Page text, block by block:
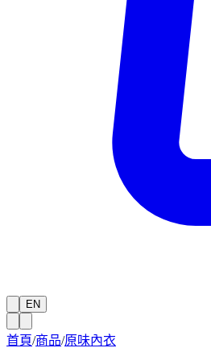
EN
首頁/商品/原味內衣